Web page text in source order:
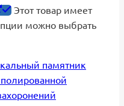
Этот товар имеет
можно выбрать